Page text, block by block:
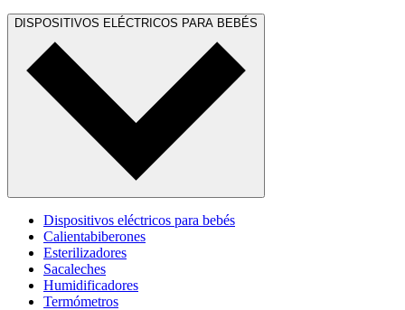
DISPOSITIVOS ELÉCTRICOS PARA BEBÉS
Dispositivos eléctricos para bebés
Calientabiberones
Esterilizadores
Sacaleches
Humidificadores
Termómetros